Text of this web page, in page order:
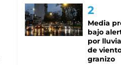
Media
bajo
por
de
granizo